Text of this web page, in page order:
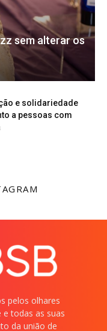
sem alterar os
e solidariedade
a pessoas com
pelos olhares
todas as suas
da união de